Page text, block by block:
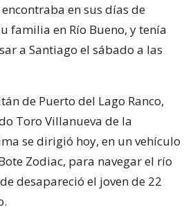
en sus días de
familia en Río Bueno, y tenía
a Santiago el sábado a las
de Puerto del Lago Ranco,
Toro Villanueva de la
se dirigió hoy, en un vehículo
Zodiac, para navegar el río
desapareció el joven de 22